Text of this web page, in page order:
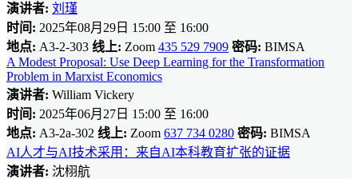
演讲者: 刘瑾
时间: 2025年08月29日 15:00 至 16:00
地点: A3-2-303 线上: Zoom 435 529 7909 密码: BIMSA
A Modest Proposal: Use Deep Learning for the Transformation
Problem in Marxist Economics
演讲者: William Vickery
时间: 2025年06月27日 15:00 至 16:00
地点: A3-2a-302 线上: Zoom 637 734 0280 密码: BIMSA
AI人才与AI技术采用：来自AI本科教育扩张的证据
演讲者: 沈栩航